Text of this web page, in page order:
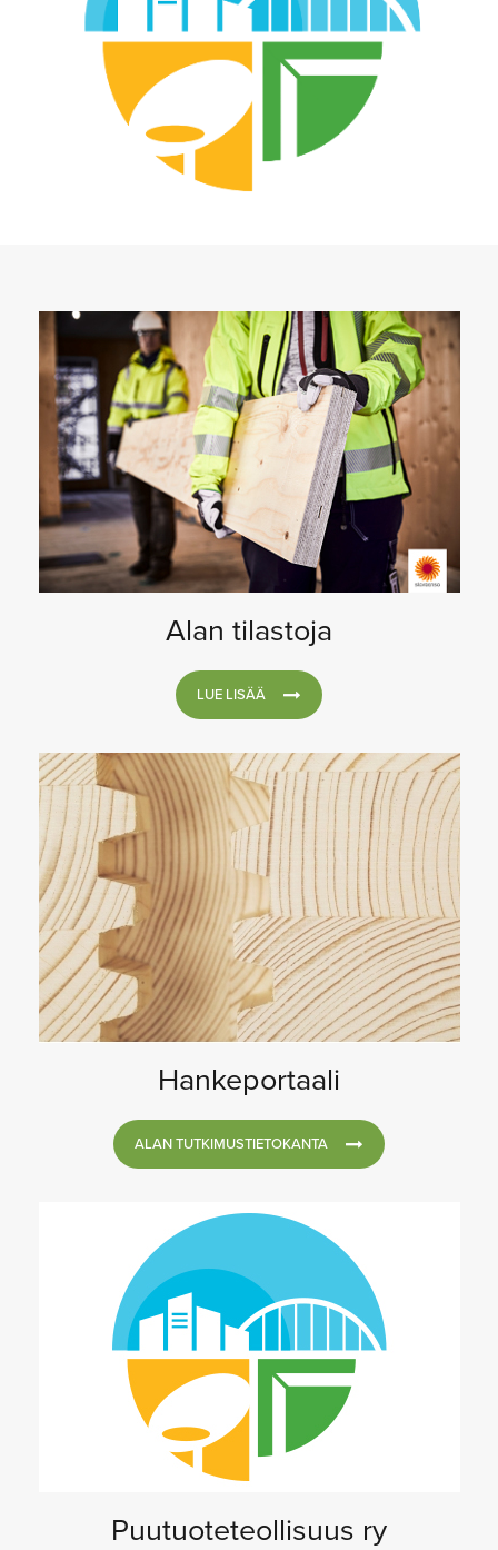
Alan tilastoja
LUE LISÄÄ
Hankeportaali
ALAN TUTKIMUSTIETOKANTA
Puutuoteteollisuus ry